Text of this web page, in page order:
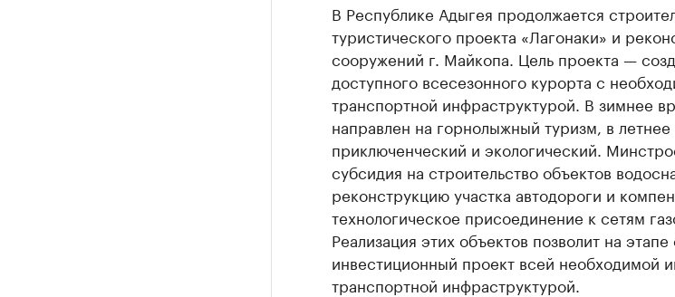
В Республике Адыгея продолжается
туристического проекта «Лагонаки» и
сооружений г. Майкопа. Цель проекта —
доступного всесезонного курорта с
транспортной инфраструктурой. В зимнее
направлен на горнолыжный туризм, в
приключенческий и экологический.
субсидия на строительство объектов
реконструкцию участка автодороги и
технологическое присоединение к сетям
Реализация этих объектов позволит на
инвестиционный проект всей необходимой
транспортной инфраструктурой.